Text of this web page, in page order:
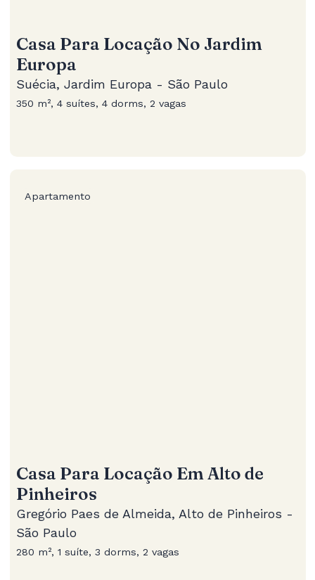
Casa Para Locação No Jardim
Europa
Suécia, Jardim Europa - São Paulo
350 m², 4 suítes, 4 dorms, 2 vagas
Apartamento
Casa Para Locação Em Alto de
Pinheiros
Gregório Paes de Almeida, Alto de Pinheiros -
São Paulo
280 m², 1 suíte, 3 dorms, 2 vagas